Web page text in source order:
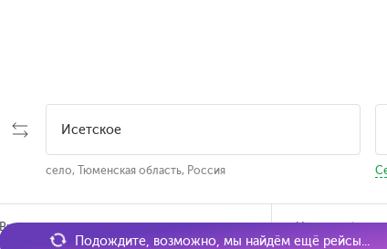
село, Тюменская область, Россия
Время отправления Наличие
Подождите, возможно, мы найдём ещё рейсы...